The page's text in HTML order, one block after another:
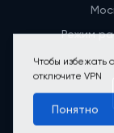
Режим
отключите VPN